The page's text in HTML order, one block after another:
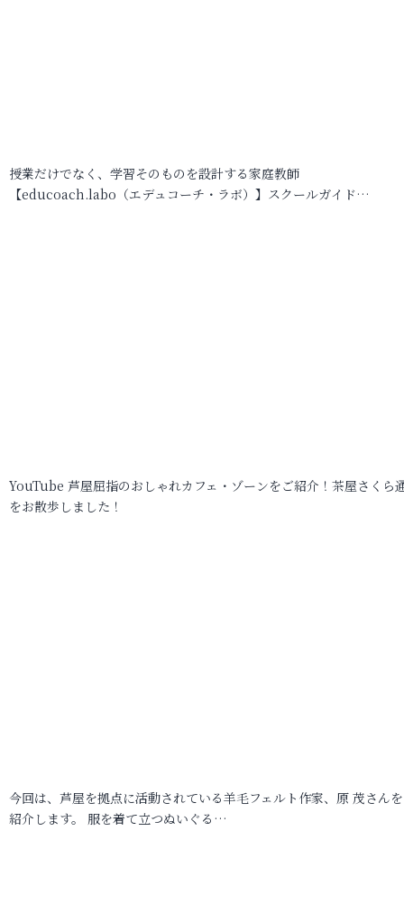
授業だけでなく、学習そのものを設計する家庭教師
【educoach.labo（エデュコーチ・ラボ）】スクールガイド…
YouTube 芦屋屈指のおしゃれカフェ・ゾーンをご紹介！茶屋さくら
をお散歩しました！
今回は、芦屋を拠点に活動されている羊毛フェルト作家、原 茂さん
紹介します。 服を着て立つぬいぐる…